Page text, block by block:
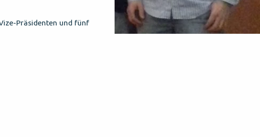
Präsidenten und fünf